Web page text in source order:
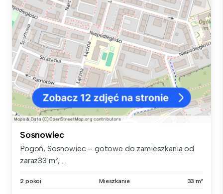
Sosnowiec
Pogoń, Sosnowiec – gotowe do zamieszkania od
zaraz33 m², ...
2 pokoi Mieszkanie 33 m²